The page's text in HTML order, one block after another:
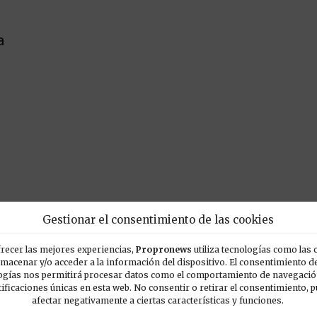
Gestionar el consentimiento de las cookies
las mejores experiencias, Propronews utiliza tecnologías como las
y/o acceder a la información del dispositivo. El consentimiento
nos permitirá procesar datos como el comportamiento de
únicas en esta web. No consentir o retirar el consentimiento,
afectar negativamente a ciertas características y funciones.
POPULARES